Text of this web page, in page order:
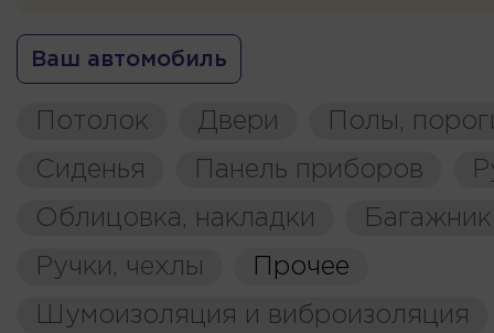
Ваш автомобиль
Потолок Двери
Полы,
Сиденья
Панель приборов
Облицовка, накладки
Багажник
Ручки, чехлы
Прочее
Шумоизоляция и виброизоляция